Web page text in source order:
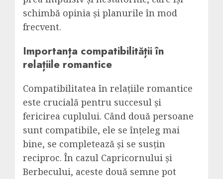
schimbă opinia și planurile în mod
frecvent.
Importanța compatibilității în
relațiile romantice
Compatibilitatea în relațiile romantice
este crucială pentru succesul și
fericirea cuplului. Când două persoane
sunt compatibile, ele se înțeleg mai
bine, se completează și se susțin
reciproc. În cazul Capricornului și
Berbecului, aceste două semne pot